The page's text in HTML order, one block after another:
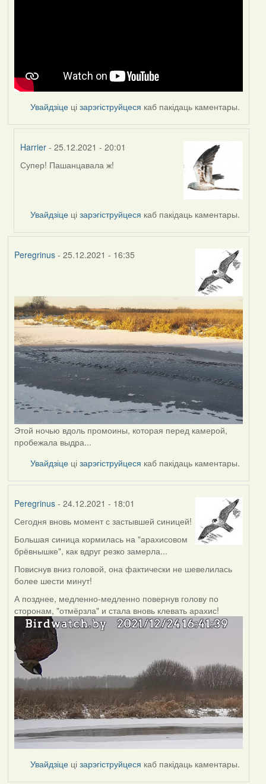
Увайдзіце цізарэгіструйцеся каб пакідаць каментары.
Harrier - 25.12.2021 - 20:01
In
Feather
Супер! Пашанцавала ж!
Увайдзіце цізарэгіструйцеся каб пакідаць каментары.
Peregrinus- 25.12.2021 - 16:35
Этой ночью вдоль промоины, которая перед камерой,
пробежала выдра...
Увайдзіце цізарэгіструйцеся каб пакідаць каментары.
Peregrinus- 24.12.2021 - 18:01
Сегодня вновь момент с застывшей синицей!
Большая синица кормилась на "арахисовом
брёвнышке", как вдруг резко замерла...
Повиснув вниз головой, она фактически не шевелилась
более шести минут!
А позднее, медленно-медленно повернув голову по
сторонам, "отмёрзла" и стала вновь клевать арахис!
Увайдзіце цізарэгіструйцеся каб пакідаць каментары.